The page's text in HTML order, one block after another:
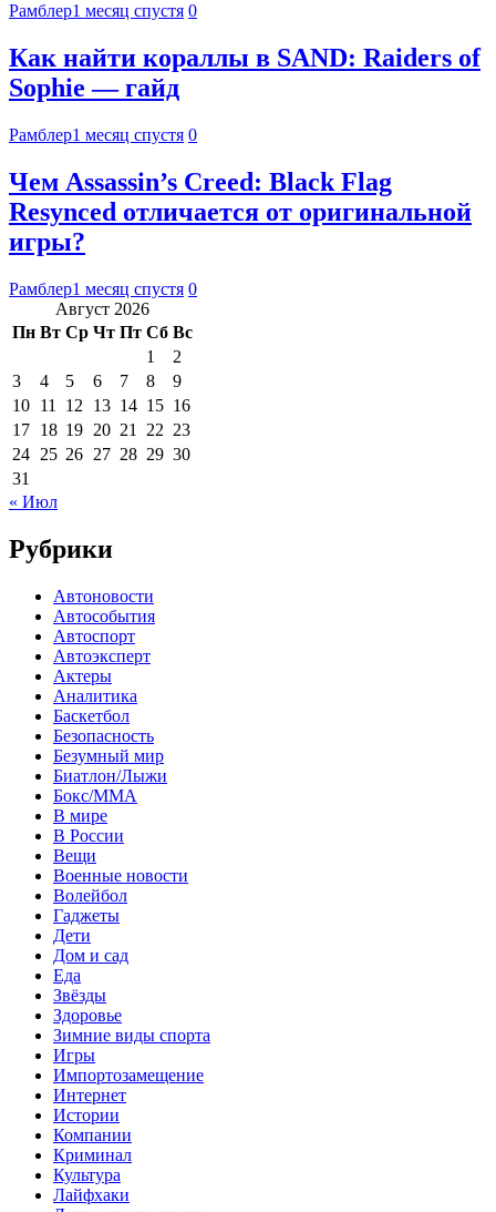
Рамблер1 месяц спустя 0
Как найти кораллы в SAND: Raiders of
Sophie — гайд
Рамблер1 месяц спустя 0
Чем Assassin’s Creed: Black Flag
Resynced отличается от оригинальной
игры?
Рамблер1 месяц спустя 0
Август 2026
Пн Вт Ср Чт Пт Сб Вс
1
2
3
4 5 6 7 8
9
10 11 12 13 14 15 16
17 18 19 20 21 22 23
24 25 26 27 28 29 30
31
« Июл
Рубрики
Автоновости
Автособытия
Автоспорт
Автоэксперт
Актеры
Аналитика
Баскетбол
Безопасность
Безумный мир
Биатлон/Лыжи
Бокс/MMA
В мире
В России
Вещи
Военные новости
Волейбол
Гаджеты
Дети
Дом и сад
Еда
Звёзды
Здоровье
Зимние виды спорта
Игры
Импортозамещение
Интернет
Истории
Компании
Криминал
Культура
Лайфхаки